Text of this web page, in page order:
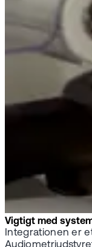
Vigtigt med
Integrationen er